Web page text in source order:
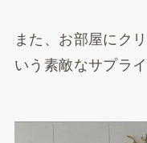
また、お部屋にク
いう素敵なサプライ